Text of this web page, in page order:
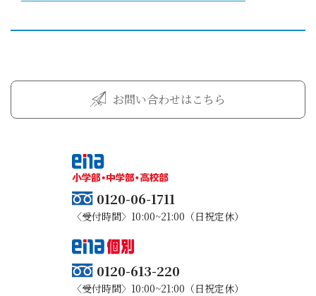
お問い合わせはこちら
0120-06-1711
〈受付時間〉10:00~21:00（日祝定休）
0120-613-220
〈受付時間〉10:00~21:00（日祝定休）